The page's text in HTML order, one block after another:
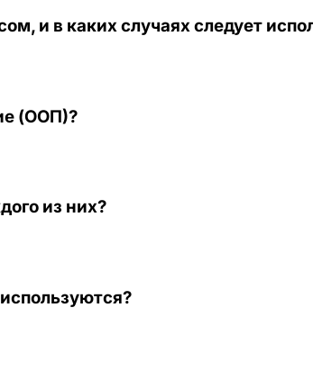
и в каких случаях следует
(ООП)?
из них?